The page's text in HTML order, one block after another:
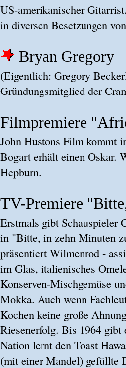
US-amerikanischer
in diversen Besetzungen
Bryan Gregory
(Eigentlich: Gregory
Gründungsmitglied der
Filmpremiere
John Hustons Film kommt
Bogart erhält einen Oskar.
Hepburn.
TV-Premiere
Erstmals gibt Schauspieler
in "Bitte, in zehn Minuten
präsentiert Wilmenrod -
im Glas, italienisches
Konserven-Mischgemüse
Mokka. Auch wenn
Kochen keine große
Riesenerfolg. Bis 1964 gibt
Nation lernt den Toast
(mit einer Mandel) gefüllte